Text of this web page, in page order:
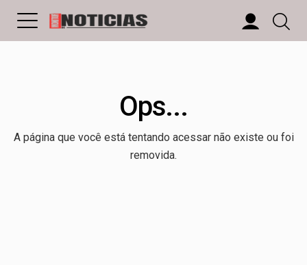
Ops...
A página que você está tentando acessar não existe ou foi
removida.